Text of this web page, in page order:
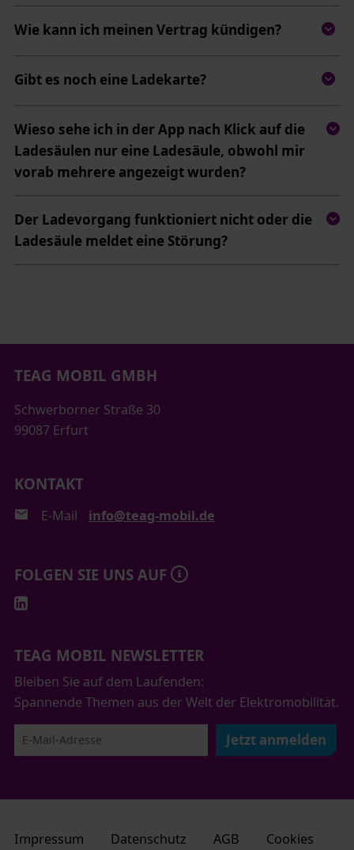
Wie kann ich meinen Vertrag kündigen?
Gibt es noch eine Ladekarte?
Wieso sehe ich in der App nach Klick auf die
Ladesäulen nur eine Ladesäule, obwohl mir
vorab mehrere angezeigt wurden?
Der Ladevorgang funktioniert nicht oder die
Ladesäule meldet eine Störung?
TEAG MOBIL GMBH
Schwerborner Straße 30
99087 Erfurt
KONTAKT
E-Mail info@teag-mobil.de
FOLGEN SIE UNS AUF
TEAG MOBIL NEWSLETTER
Bleiben Sie auf dem Laufenden:
Spannende Themen aus der Welt der Elektromobilität.
Jetzt anmelden
Impressum Datenschutz AGB Cookies